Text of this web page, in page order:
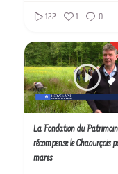
122 1 0
La Fondation du
récompense le Chaourçois
mares